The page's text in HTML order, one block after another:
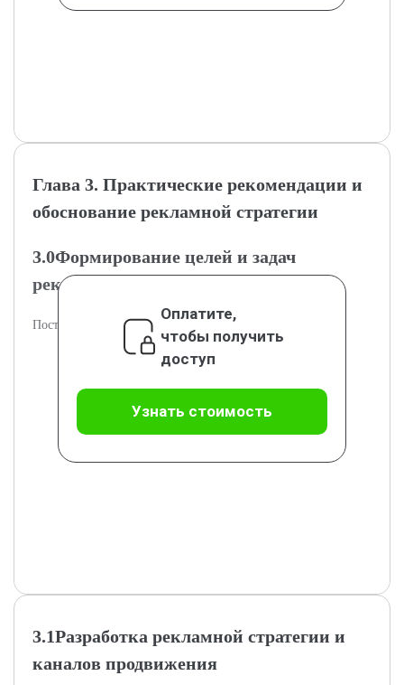
Глава 3. Практические рекомендации и
обоснование рекламной стратегии
3.0Формирование целей и задач
рекламной стратегии
Постановка целей и задач рекламной кампании.
Оплатите,
чтобы получить
доступ
Узнать стоимость
3.1Разработка рекламной стратегии и
каналов продвижения